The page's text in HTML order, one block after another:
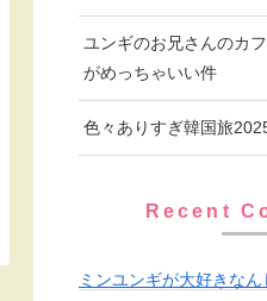
ユンギのお兄さんのカ
がめっちゃいい件
色々ありすぎ韓国旅
Recent
ミンユンギが大好きなん